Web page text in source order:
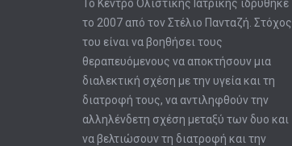
Το Κέντρο Ολιστικής Ιατρικής ιδρύθηκε
το 2007 από τον Στέλιο Πανταζή. Στόχος
του είναι να βοηθήσει τους
θεραπευόμενους να αποκτήσουν μια
διαλεκτική σχέση με την υγεία και τη
διατροφή τους, να αντιληφθούν την
αλληλένδετη σχέση μεταξύ των δυο και
να βελτιώσουν τη διατροφή και την